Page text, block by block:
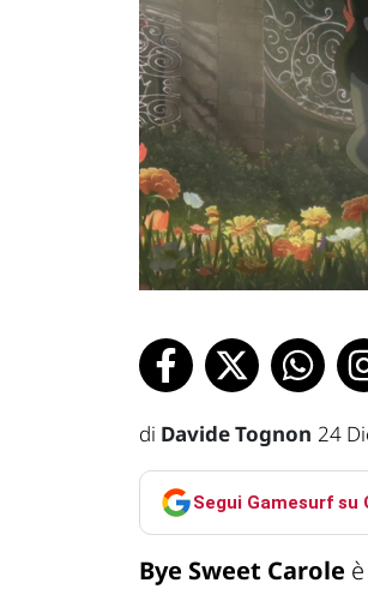
di Davide Tognon 24
Segui Gamesurf su
Bye Sweet Carole